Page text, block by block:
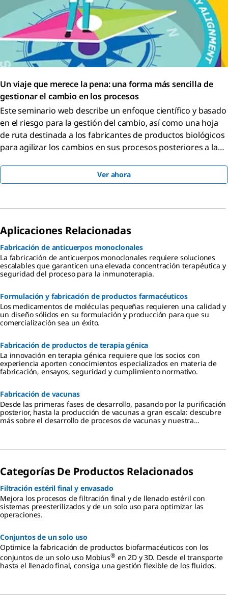
Un viaje que merece la pena: una forma más sencilla de
gestionar el cambio en los procesos
Este seminario web describe un enfoque científico y basado
en el riesgo para la gestión del cambio, así como una hoja
de ruta destinada a los fabricantes de productos biológicos
para agilizar los cambios en sus procesos posteriores a la
Ver ahora
Aplicaciones Relacionadas
Fabricación de anticuerpos monoclonales
La fabricación de anticuerpos monoclonales requiere soluciones
escalables que garanticen una elevada concentración terapéutica y
seguridad del proceso para la inmunoterapia.
Formulación y fabricación de productos farmacéuticos
Los medicamentos de moléculas pequeñas requieren una calidad y
un diseño sólidos en su formulación y producción para que su
comercialización sea un éxito.
Fabricación de productos de terapia génica
La innovación en terapia génica requiere que los socios con
experiencia aporten conocimientos especializados en materia de
fabricación, ensayos, seguridad y cumplimiento normativo.
Fabricación de vacunas
Desde las primeras fases de desarrollo, pasando por la purificación
posterior, hasta la producción de vacunas a gran escala: descubre
más sobre el desarrollo de procesos de vacunas y nuestra
Categorías De Productos Relacionados
Filtración estéril final y envasado
Mejora los procesos de filtración final y de llenado estéril con
sistemas preesterilizados y de un solo uso para optimizar las
operaciones.
Conjuntos de un solo uso
Optimice la fabricación de productos biofarmacéuticos con los
conjuntos de un solo uso Mobius® en 2D y 3D. Desde el transporte
hasta el llenado final, consiga una gestión flexible de los fluidos.